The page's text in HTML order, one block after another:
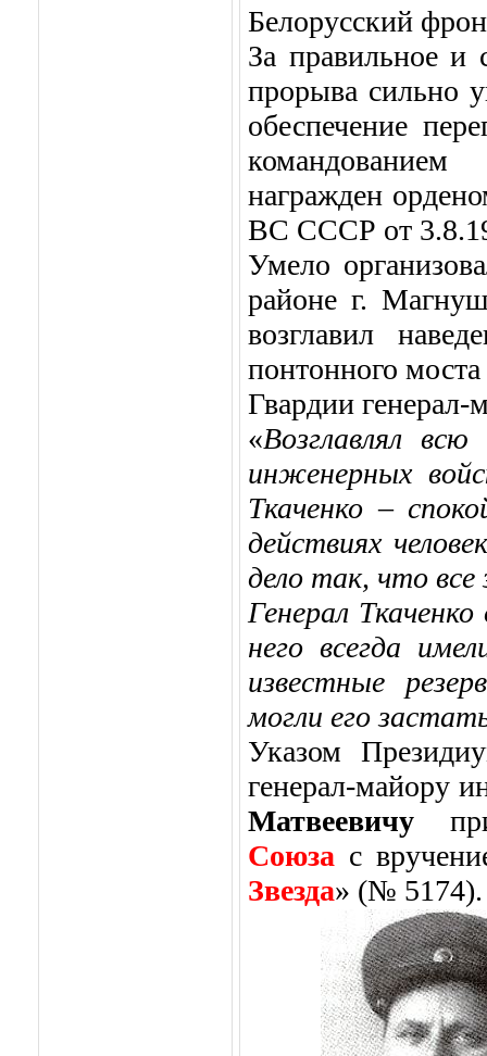
Белорусский
За правильное и
прорыва сильно
обеспечение
награжден
ВС СССР от
Умело
районе г.
возглавил
понтонного
Гвардии
«Возглавлял
инженерных
Ткаченко –
действиях
дело так, что все
Генерал
него всегда
известные
могли его
Указом
генерал-майору
Матвеевичу
Союза с
Звезда» (№ 5174).